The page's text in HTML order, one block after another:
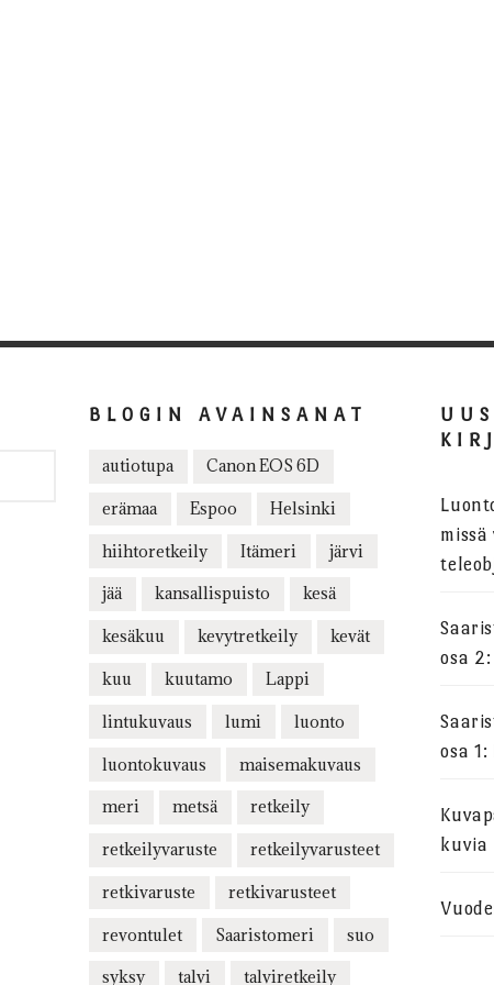
BLOGIN AVAINSANAT
autiotupa Canon EOS 6D
erämaa Espoo Helsinki
hiihtoretkeily Itämeri järvi
jää kansallispuisto kesä
kesäkuu kevytretkeily kevät
kuu kuutamo Lappi
lintukuvaus lumi luonto
luontokuvaus maisemakuvaus
meri metsä retkeily
retkeilyvaruste retkeilyvarusteet
retkivaruste retkivarusteet
revontulet Saaristomeri suo
syksy talvi talviretkeily
osa
osa
kuvia